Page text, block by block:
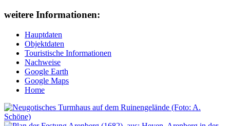
weitere Informationen:
Hauptdaten
Objektdaten
Touristische Informationen
Nachweise
Google Earth
Google Maps
Home